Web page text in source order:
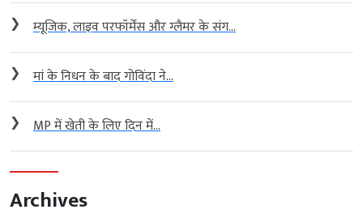
❯ म्यूजिक, लाइव परफॉर्मेंस और ग्लैमर के संग...
❯ मां के निधन के बाद गोविंदा ने...
❯ MP में खेती के लिए दिन में...
Archives